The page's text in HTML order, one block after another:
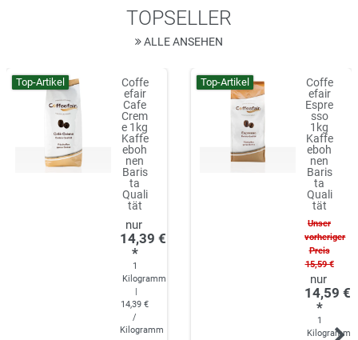
TOPSELLER
ALLE ANSEHEN
Top-Artikel
Coffe
efair
Cafe
Crem
e 1kg
Kaffe
eboh
nen
Baris
ta
Quali
tät
14,39 €
*
1
Kilogramm
14,39 €
/
Kilogramm
Top-Artikel
Coffe
efair
Espre
sso
1kg
Kaffe
eboh
nen
Baris
ta
Quali
tät
Unser
vorheriger
Preis
15,59 €
14,59 €
*
1
Kilogramm